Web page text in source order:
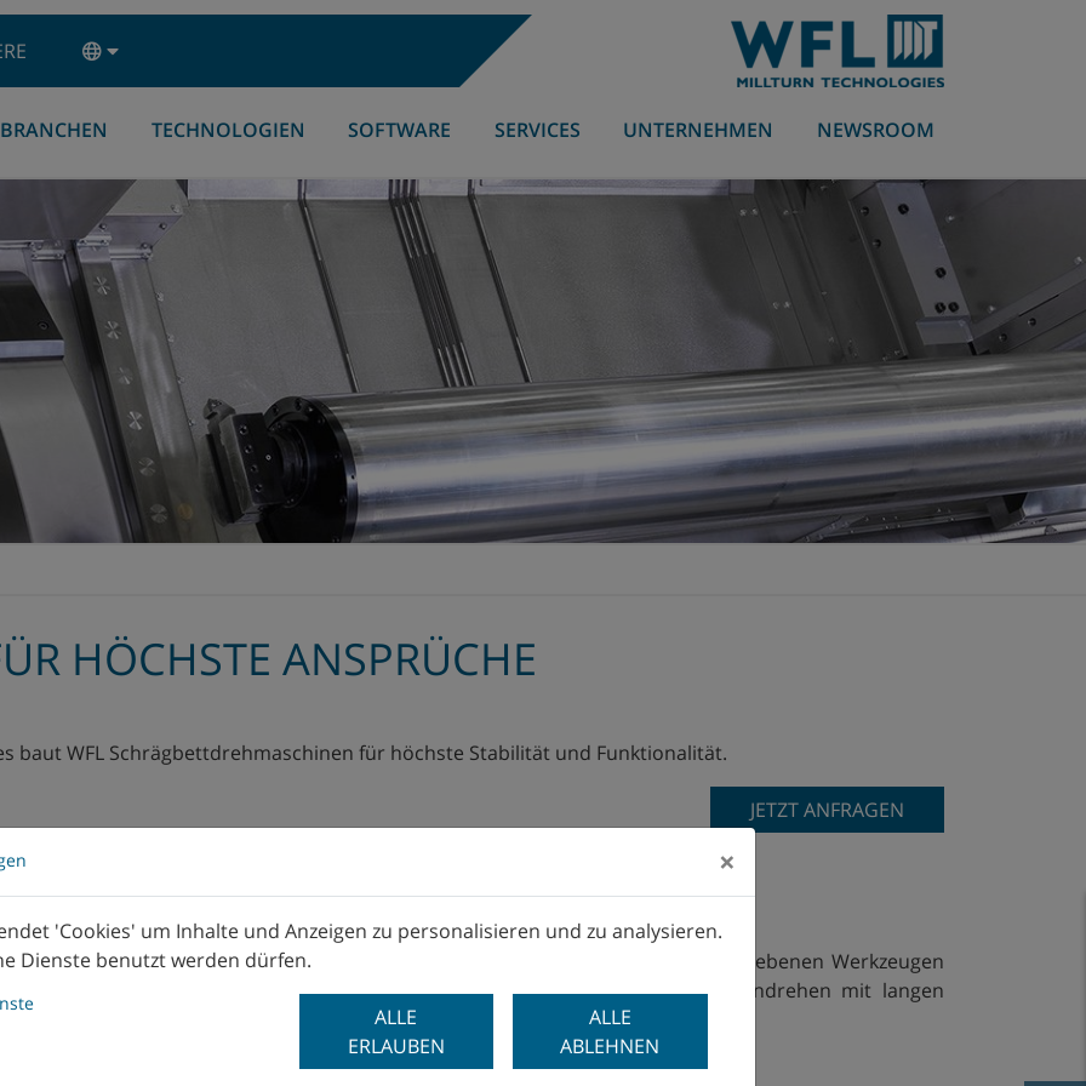
MILLTURN
BRANCHEN
Branchen
TECHNOLOGIEN
Bearbeitungstechnologien
SOFTWARE SERVICES
myMILLTURN
UNTERNEHMEN
Ansprechpartner weltweit
NEWSROOM
HÖCHSTE ANSPRÜCHE
baut WFL Schrägbettdrehmaschinen für höchste Stabilität und Funktionalität.
JETZT ANFRAGEN
mit einem oder mehreren Werkzeugrevolvern (auch mit angetriebenen Werkzeugen
sowie Hochpräzisionsbearbeitung von Wellen- und Futterteilen, sowie Innendrehen mit langen
×
'Cookies' um Inhalte und Anzeigen zu personalisieren und zu analysieren.
Dienste benutzt werden dürfen.
ALLE
ERLAUBEN
ALLE
ABLEHNEN